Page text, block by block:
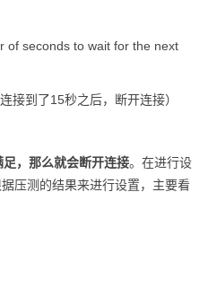
of seconds to wait for the next
接到了15秒之后，断开连接）
足，那么就会断开连接。在进行设
压测的结果来进行设置，主要看